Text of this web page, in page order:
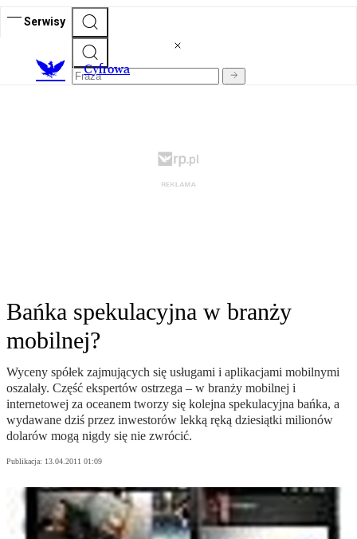
Serwisy
Cyfrowa
Bańka spekulacyjna w branży
mobilnej?
Wyceny spółek zajmujących się usługami i aplikacjami mobilnymi
oszalały. Część ekspertów ostrzega – w branży mobilnej i
internetowej za oceanem tworzy się kolejna spekulacyjna bańka, a
wydawane dziś przez inwestorów lekką ręką dziesiątki milionów
dolarów mogą nigdy się nie zwrócić.
Publikacja: 13.04.2011 01:09